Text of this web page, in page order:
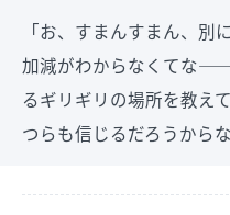
「お、すまんすまん、別
加減がわからなくてな
るギリギリの場所を教え
つらも信じるだろうからな